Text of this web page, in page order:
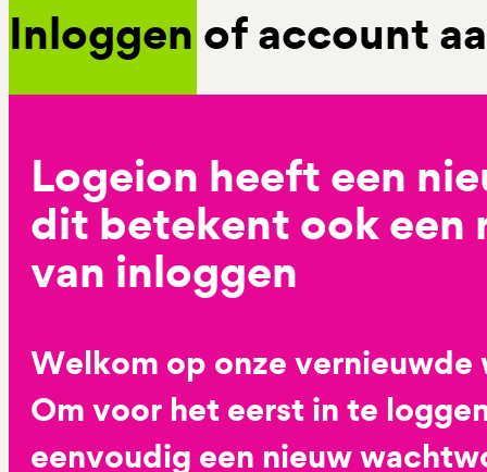
Inloggen of account
Logeion heeft een
dit betekent ook een
van inloggen
Welkom op onze vernieuwde
Om voor het eerst in te
eenvoudig een nieuw